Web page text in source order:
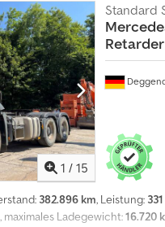
, | Mercedes-Benz Actros
Palfinger Palift HT20ATEC |
und Funkbedienung |
und Vorverkauf
1 / 15
Standard
382.896 km, Leistung:
, maximales Ladegewicht:16.720